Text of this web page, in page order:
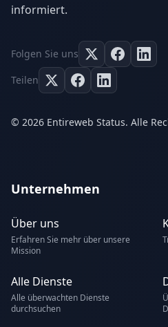
informiert.
Folgen Sie uns
Teilen
© 2026 Entireweb Status. Alle
Unternehmen
Über uns
Erfahren Sie mehr über unsere
Mission
Alle Dienste
Alle überwachten Dienste
durchsuchen